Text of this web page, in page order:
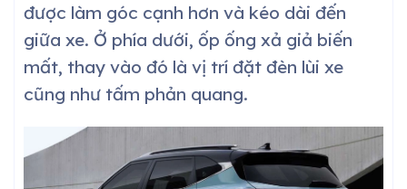
được làm góc cạnh hơn và kéo dài đến
giữa xe. Ở phía dưới, ốp ống xả giả biến
mất, thay vào đó là vị trí đặt đèn lùi xe
cũng như tấm phản quang.